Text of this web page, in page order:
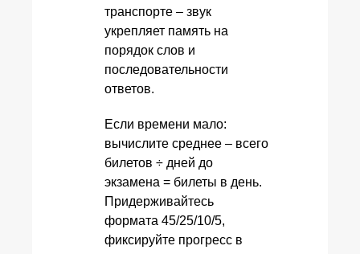
транспорте – звук
укрепляет память на
порядок слов и
последовательности
ответов.
Если времени мало:
вычислите среднее – всего
билетов ÷ дней до
экзамена = билеты в день.
Придерживайтесь
формата 45/25/10/5,
фиксируйте прогресс в